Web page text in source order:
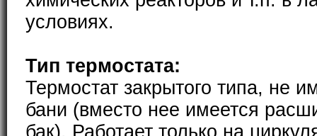
условиях.
Тип термостата:
Термостат закрытого типа, не
бани (вместо нее имеется
бак). Работает только на